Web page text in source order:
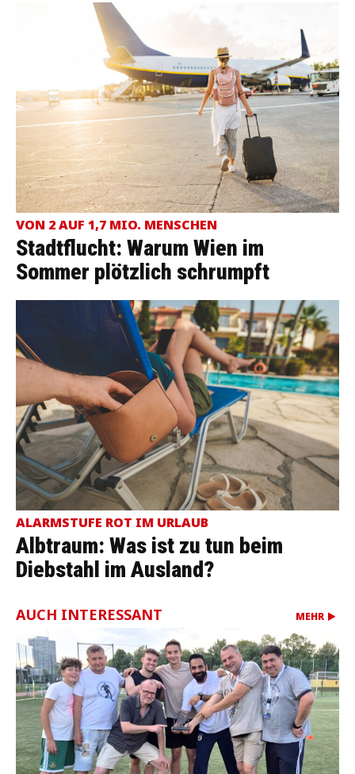
VON 2 AUF 1,7 MIO. MENSCHEN
Stadtflucht: Warum Wien im
Sommer plötzlich schrumpft
ALARMSTUFE ROT IM URLAUB
Albtraum: Was ist zu tun beim
Diebstahl im Ausland?
AUCH INTERESSANT MEHR